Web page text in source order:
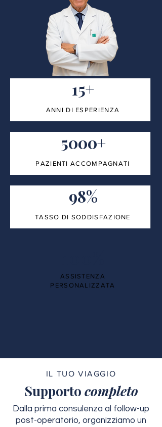
15+
ANNI DI ESPERIENZA
5000+
PAZIENTI ACCOMPAGNATI
98%
TASSO DI SODDISFAZIONE
ASSISTENZA
PERSONALIZZATA
IL TUO VIAGGIO
Supporto completo
Dalla prima consulenza al follow-up
post-operatorio, organizziamo un